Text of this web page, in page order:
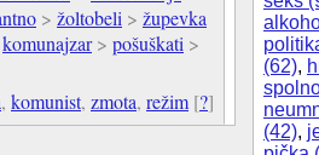
(62),
(42),
> žoltobeli > župevka
komunajzar> pošuškati >
, komunist, zmota, režim [?]